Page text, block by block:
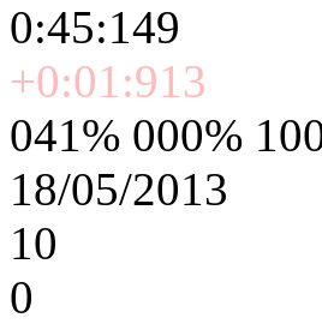
0:45:149
+0:01:913
041% 000%
18/05/2013
10
0